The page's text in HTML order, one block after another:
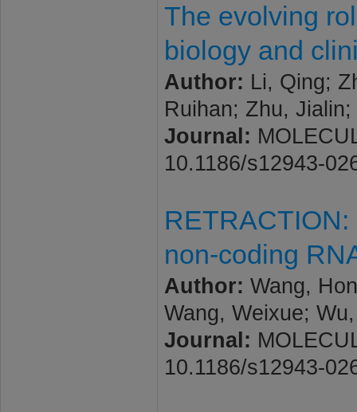
The evolving
biology and
Author: Li, Qing;
Ruihan; Zhu,
Journal:
10.1186/s12943-
non-coding
Author: Wang,
Wang, Weixue;
Journal:
10.1186/s12943-